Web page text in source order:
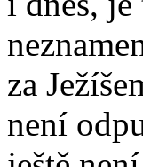
za
není